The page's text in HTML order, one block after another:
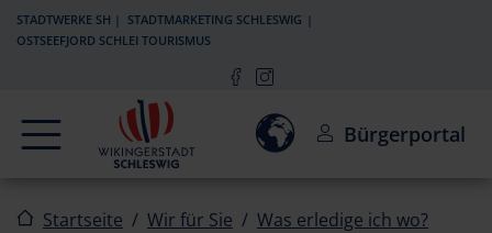
Zur Navigation springen
Zum Inhalt springen
STADTWERKE SH
STADTMARKETING SCHLESWIG
OSTSEEFJORD SCHLEI TOURISMUS
Navigation Einwilligung zur Aktivierung
Bürgerportal
Startseite Wir für Sie
Was erledige ich wo?